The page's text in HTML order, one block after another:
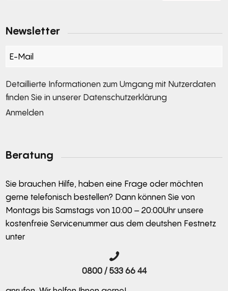
Newsletter
Section
Detaillierte Informationen zum Umgang mit Nutzerdaten
finden Sie in unserer Datenschutzerklärung
Anmelden
Beratung
Sie brauchen Hilfe, haben eine Frage oder möchten
gerne telefonisch bestellen? Dann können Sie von
Montags bis Samstags von 10:00 – 20:00Uhr unsere
kostenfreie Servicenummer aus dem deutshen Festnetz
unter
0800 / 533 66 44